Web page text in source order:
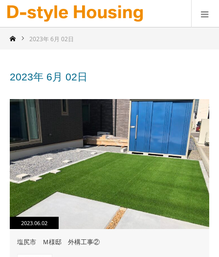
2023年 6月 02日
2023年 6月 02日
2023.06.02
塩尻市 Ｍ様邸 外構工事②